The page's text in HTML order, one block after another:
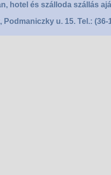
hotel és szálloda szállás
Podmaniczky u. 15. Tel.: